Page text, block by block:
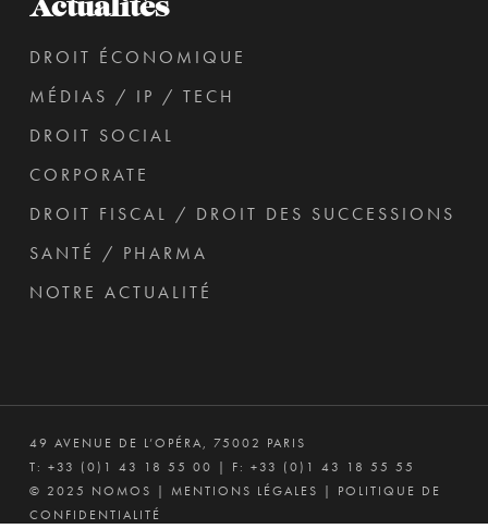
Actualités
DROIT ÉCONOMIQUE
MÉDIAS / IP / TECH
DROIT SOCIAL
CORPORATE
DROIT FISCAL / DROIT DES SUCCESSIONS
SANTÉ / PHARMA
NOTRE ACTUALITÉ
49 AVENUE DE L’OPÉRA, 75002 PARIS
T: +33 (0)1 43 18 55 00 | F: +33 (0)1 43 18 55 55
© 2025 NOMOS | MENTIONS LÉGALES | POLITIQUE DE
CONFIDENTIALITÉ